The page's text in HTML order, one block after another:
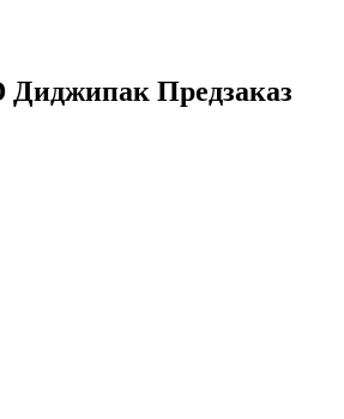
Диджипак Предзаказ